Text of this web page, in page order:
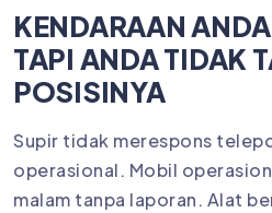
KENDARAAN
TAPI ANDA TIDAK
POSISINYA
Supir tidak merespons
operasional. Mobil
malam tanpa laporan. Alat